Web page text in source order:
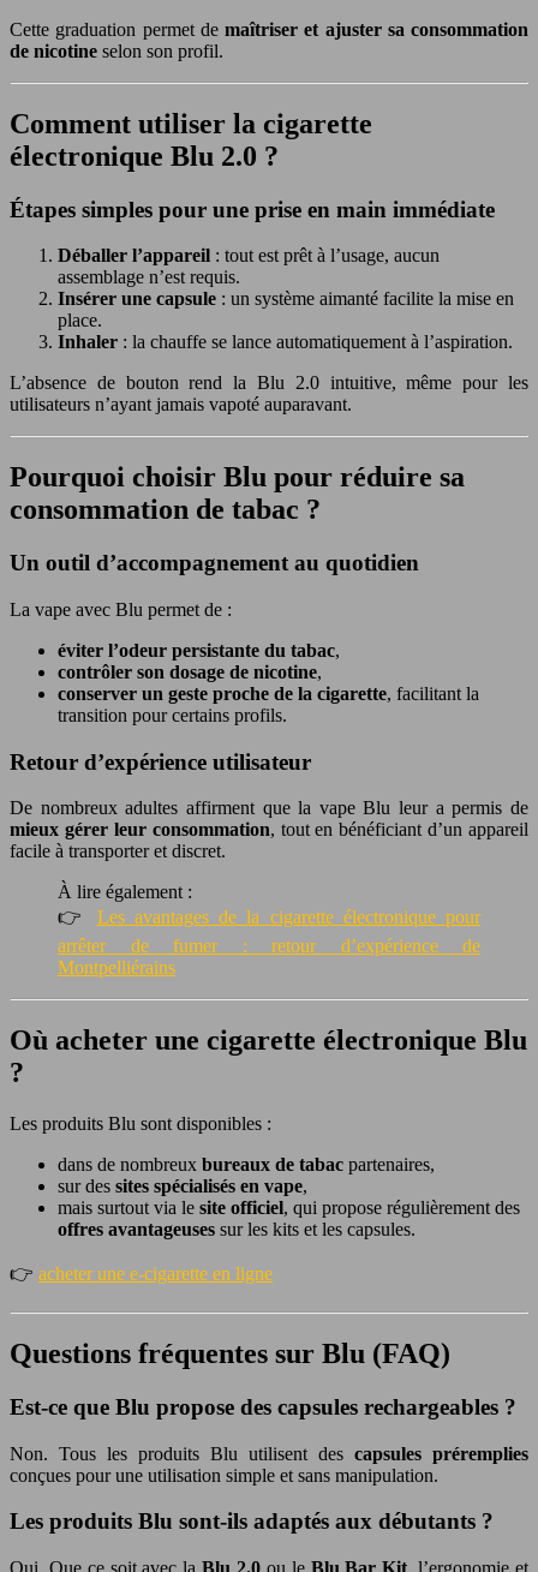
Cette graduation permet de maîtriser et ajuster sa consommation
de nicotine selon son profil.
Comment utiliser la cigarette
électronique Blu 2.0 ?
Étapes simples pour une prise en main immédiate
Déballer l’appareil : tout est prêt à l’usage, aucun
assemblage n’est requis.
Insérer une capsule : un système aimanté facilite la mise en
place.
Inhaler : la chauffe se lance automatiquement à l’aspiration.
L’absence de bouton rend la Blu 2.0 intuitive, même pour les
utilisateurs n’ayant jamais vapoté auparavant.
Pourquoi choisir Blu pour réduire sa
consommation de tabac ?
Un outil d’accompagnement au quotidien
La vape avec Blu permet de :
éviter l’odeur persistante du tabac,
contrôler son dosage de nicotine,
conserver un geste proche de la cigarette, facilitant la
transition pour certains profils.
Retour d’expérience utilisateur
De nombreux adultes affirment que la vape Blu leur a permis de
mieux gérer leur consommation, tout en bénéficiant d’un appareil
facile à transporter et discret.
À lire également :
👉 Les avantages de la cigarette électronique pour
arrêter de fumer : retour d’expérience de
Montpelliérains
Où acheter une cigarette électronique Blu
?
Les produits Blu sont disponibles :
dans de nombreux bureaux de tabac partenaires,
sur des sites spécialisés en vape,
mais surtout via le site officiel, qui propose régulièrement des
offres avantageuses sur les kits et les capsules.
👉 acheter une e-cigarette en ligne
Questions fréquentes sur Blu (FAQ)
Est-ce que Blu propose des capsules rechargeables ?
Non. Tous les produits Blu utilisent des capsules préremplies
conçues pour une utilisation simple et sans manipulation.
Les produits Blu sont-ils adaptés aux débutants ?